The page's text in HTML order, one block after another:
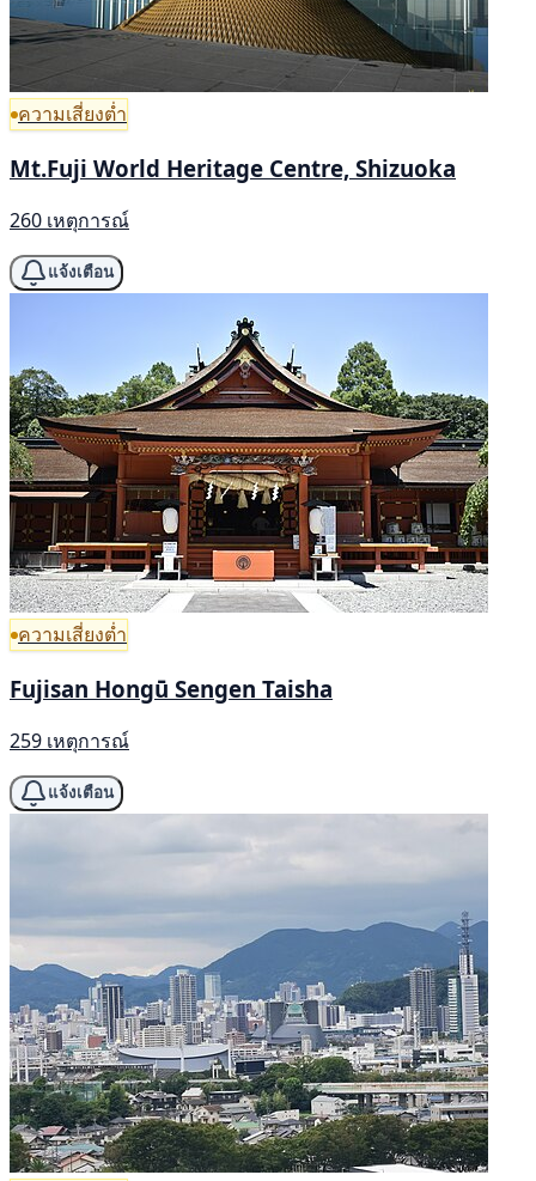
ความเสี่ยงต่ำ
Mt.Fuji World Heritage Centre, Shizuoka
260 เหตุการณ์
แจ้งเตือน
ความเสี่ยงต่ำ
Fujisan Hongū Sengen Taisha
259 เหตุการณ์
แจ้งเตือน